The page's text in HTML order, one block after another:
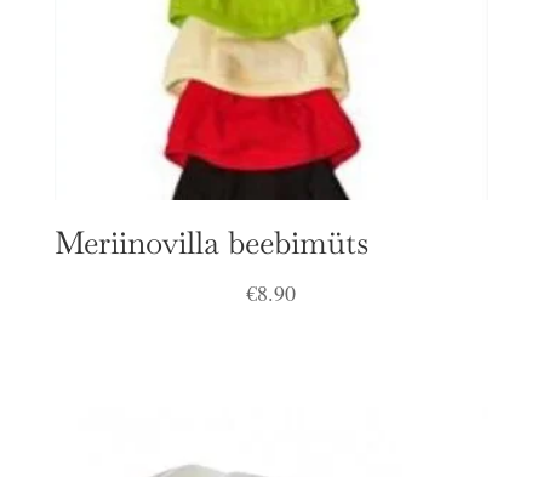
Meriinovilla beebimüts
€8.90